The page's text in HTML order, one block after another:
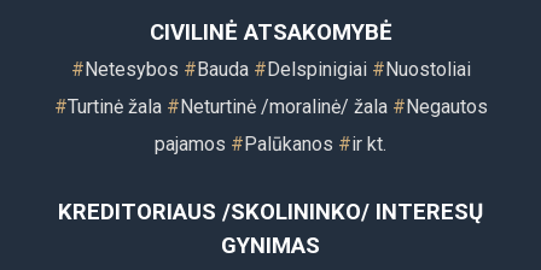
CIVILINĖ ATSAKOMYBĖ
#Netesybos #Bauda #Delspinigiai #Nuostoliai
#Turtinė žala #Neturtinė /moralinė/ žala #Negautos
pajamos #Palūkanos #ir kt.
KREDITORIAUS /SKOLININKO/ INTERESŲ
GYNIMAS